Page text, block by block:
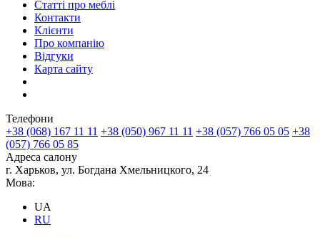
Статті про меблі
Контакти
Клієнти
Про компанію
Відгуки
Карта сайту
Телефони
+38 (068) 167 11 11 +38 (050) 967 11 11 +38 (057) 766 05 05 +38
(057) 766 05 85
Адреса салону
г. Харьков, ул. Богдана Хмельницкого, 24
Мова:
UA
RU